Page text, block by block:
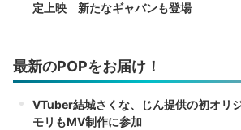
定上映 新たなギャバンも登場
最新のPOPをお届け！
VTuber結城さくな、じん提供の初オリ
モリもMV制作に参加